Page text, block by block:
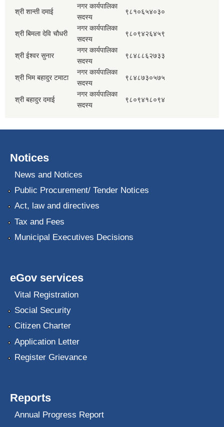
श्री शान्ती दमाई
नगर कार्यपालिका
सदस्य
९८१०६५४०३०
श्री बिमला देवि चौधरी
नगर कार्यपालिका
सदस्य
९८०९४२६४५९
श्री ईश्वर सुनार
नगर कार्यपालिका
सदस्य
९८४८८६२७३३
श्री भिम बहादुर टमाटा
नगर कार्यपालिका
सदस्य
९८४८७३०५७५
श्री बहादुर दमाई
नगर कार्यपालिका
सदस्य
९८०९४१८०९४
Notices
News and Notices
Public Procurement/ Tender Notices
Act, law and directives
Tax and Fees
Municipal Executives Decisions
eGov services
Vital Registration
Social Security
Citizen Charter
Application Letter
Register Grievance
Reports
Annual Progress Report